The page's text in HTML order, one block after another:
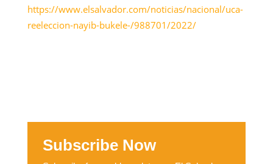
https://www.elsalvador.com/noticias/nacional/uca-
reeleccion-nayib-bukele-/988701/2022/
Subscribe Now